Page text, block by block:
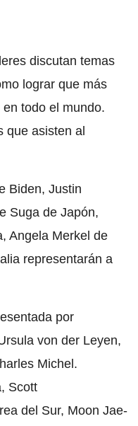
discutan temas
lograr que más
todo el mundo.
que asisten al
Biden, Justin
Suga de Japón,
Angela Merkel de
representarán a
por
von der Leyen,
Michel.
Scott
del Sur, Moon Jae-